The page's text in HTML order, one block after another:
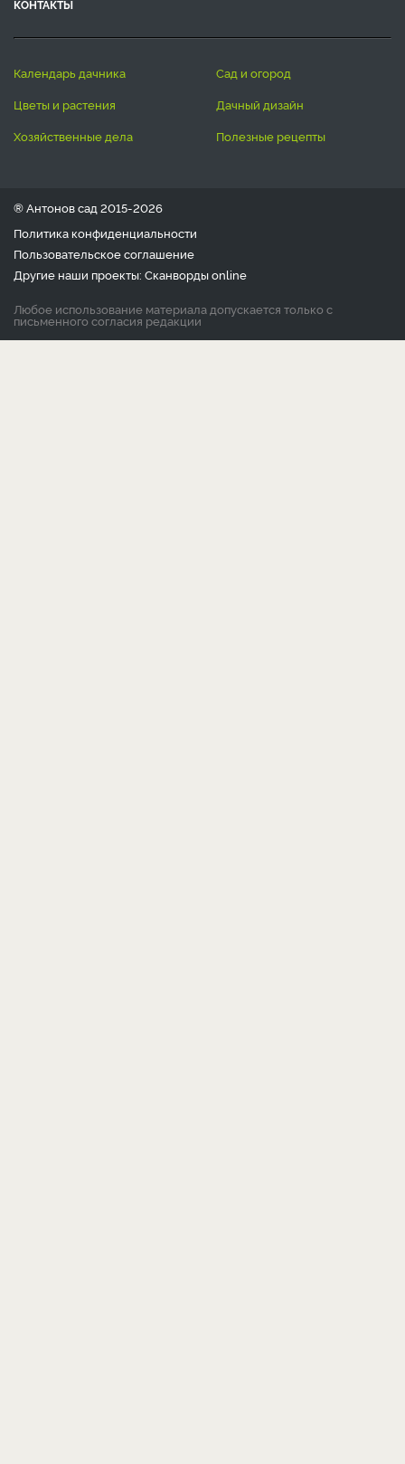
КОНТАКТЫ
календарь дачника
сад и огород
цветы и растения
дачный дизайн
хозяйственные дела
полезные рецепты
® Антонов сад 2015-2026
Политика конфиденциальности
Пользовательское соглашение
Другие наши проекты: Сканвордыonline
Любое использование материала допускается только с
письменного согласия редакции